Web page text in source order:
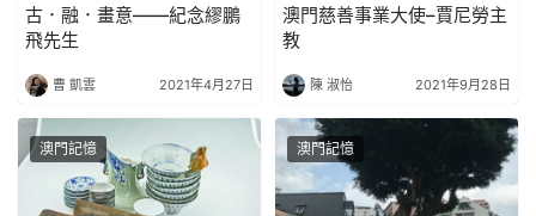
古．融．畫意——紀念繆鵬
飛先生
曹 凱雲 2021年4月27日
澳門慈善事業大使–賈尼勞主
教
陳 淑怡 2021年9月28日
澳門記憶 澳門記憶